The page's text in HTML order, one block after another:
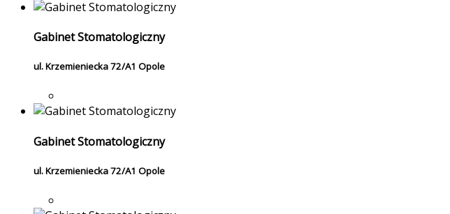
Gabinet Stomatologiczny
ul. Krzemieniecka 72/A1 Opole
Gabinet Stomatologiczny
ul. Krzemieniecka 72/A1 Opole